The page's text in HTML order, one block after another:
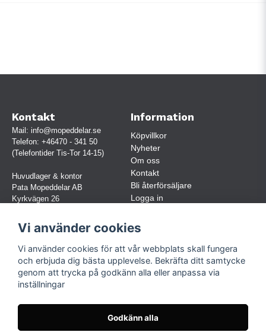
Kontakt
Mail: info@mopeddelar.se
Telefon: +46470 - 341 50
(Telefontider Tis-Tor 14-15)
Huvudlager & kontor
Pata Mopeddelar AB
Kyrkvägen 26
(OBS. Endast förbokade besök)
Org.nr:
559030-5248
Jur. namn: Pata Mopeddelar AB
Information
Köpvillkor
Nyheter
Om oss
Kontakt
Bli återförsäljare
Logga in
Följ oss
Vi använder cookies
Vi använder cookies för att vår webbplats skall fungera
och erbjuda dig bästa upplevelse. Bekräfta ditt samtycke
genom att trycka på godkänn alla eller anpassa via
inställningar
Godkänn alla